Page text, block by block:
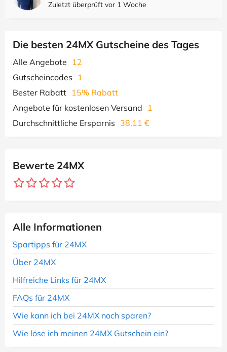
Zuletzt überprüft vor 1 Woche
Die besten 24MX Gutscheine des Tages
Alle Angebote
12
Gutscheincodes
1
Bester Rabatt 15% Rabatt
Angebote für kostenlosen Versand
1
Durchschnittliche Ersparnis 38,11 €
Bewerte 24MX
Alle Informationen
Spartipps für 24MX
Über 24MX
Hilfreiche Links für 24MX
FAQs für 24MX
Wie kann ich bei 24MX noch sparen?
Wie löse ich meinen 24MX Gutschein ein?